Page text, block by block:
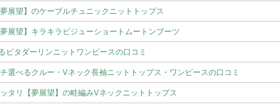
展望】のケーブルチュニックニットトップス
展望】キラキラビジューショートムートンブーツ
ピタダーリンニットワンピースの口コミ
選べるクルー・Vネック長袖ニットトップス・ワンピースの口コミ
タリ【夢展望】の畦編みVネックニットトップス